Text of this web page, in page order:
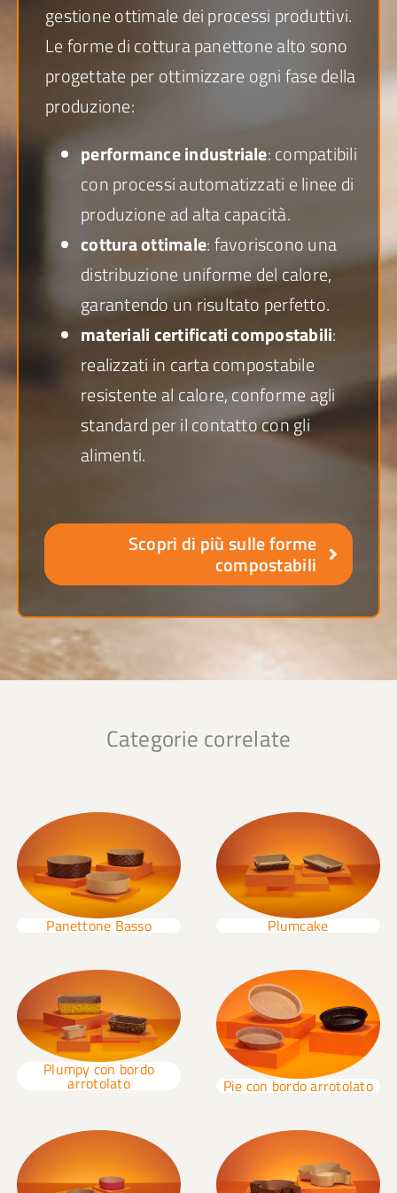
gestione ottimale dei processi produttivi.
Le forme di cottura panettone alto sono
progettate per ottimizzare ogni fase della
produzione:
performance industriale: compatibili
con processi automatizzati e linee di
produzione ad alta capacità.
cottura ottimale: favoriscono una
distribuzione uniforme del calore,
garantendo un risultato perfetto.
materiali certificati compostabili:
realizzati in carta compostabile
resistente al calore, conforme agli
standard per il contatto con gli
alimenti.
Scopri di più sulle forme
compostabili
Categorie correlate
Panettone Basso Plumcake
Plumpy con bordo
arrotolato Pie con bordo arrotolato